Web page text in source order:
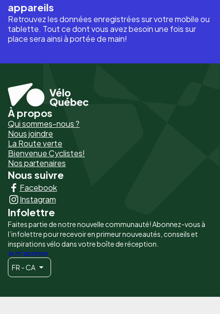
appareils
Retrouvez les données enregistrées sur votre mobile ou
tablette. Tout ce dont vous avez besoin une fois sur
place sera ainsi à portée de main!
Pied
de
page
-
Liens
principaux
À propos
Qui sommes-nous ?
Nous joindre
La Route verte
Bienvenue Cyclistes!
Nos partenaires
Nous suivre
Facebook
Instagram
Infolettre
Faites partie de notre nouvelle communauté! Abonnez-vous à
l’infolettre pour recevoir en primeur nouveautés, conseils et
inspirations vélo dans votre boîte de réception.
Je m'abonne
FR - CA